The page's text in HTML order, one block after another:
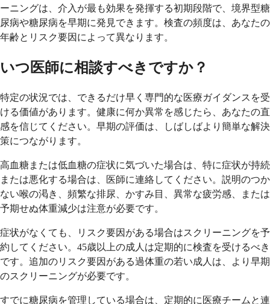
ーニングは、介入が最も効果を発揮する初期段階で、境界型糖
尿病や糖尿病を早期に発見できます。検査の頻度は、あなたの
年齢とリスク要因によって異なります。
いつ医師に相談すべきですか？
特定の状況では、できるだけ早く専門的な医療ガイダンスを受
ける価値があります。健康に何か異常を感じたら、あなたの直
感を信じてください。早期の評価は、しばしばより簡単な解決
策につながります。
高血糖または低血糖の症状に気づいた場合は、特に症状が持続
または悪化する場合は、医師に連絡してください。説明のつか
ない喉の渇き、頻繁な排尿、かすみ目、異常な疲労感、または
予期せぬ体重減少は注意が必要です。
症状がなくても、リスク要因がある場合はスクリーニングを予
約してください。45歳以上の成人は定期的に検査を受けるべき
です。追加のリスク要因がある過体重の若い成人は、より早期
のスクリーニングが必要です。
すでに糖尿病を管理している場合は、定期的に医療チームと連